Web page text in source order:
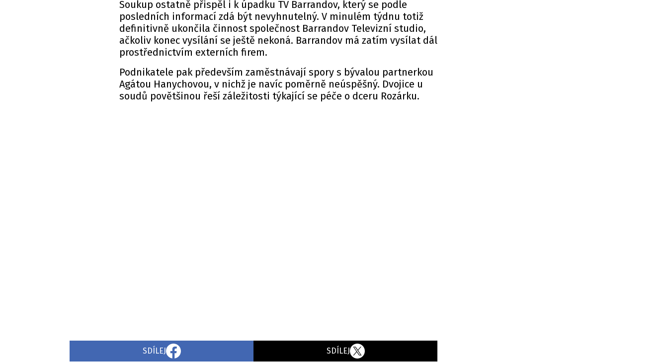
Soukup ostatně přispěl i k úpadku TV Barrandov, který se podle
posledních informací zdá být nevyhnutelný. V minulém týdnu totiž
definitivně ukončila činnost společnost Barrandov Televizní studio,
ačkoliv konec vysílání se ještě nekoná. Barrandov má zatím vysílat dál
prostřednictvím externích firem.
Podnikatele pak především zaměstnávají spory s bývalou partnerkou
Agátou Hanychovou, v nichž je navíc poměrně neúspěšný. Dvojice u
soudů povětšinou řeší záležitosti týkající se péče o dceru Rozárku.
SDÍLEJ SDÍLEJ